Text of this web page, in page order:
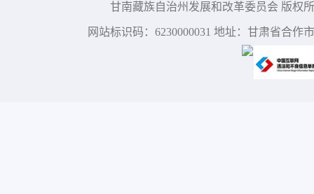
甘南藏族自治州发展和改革委员会 版权
网站标识码：6230000031 地址：甘肃省合作